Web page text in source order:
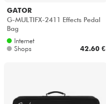
GATOR
G-MULTIFX-2411 Effects Pedal
Bag
Internet
Shops
42.60 €